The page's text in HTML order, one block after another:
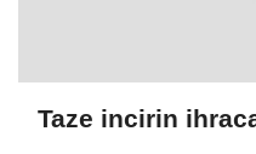
Taze incirin